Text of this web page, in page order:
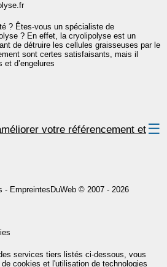
? Êtes-vous un spécialiste de
? En effet, la cryolipolyse est un
de détruire les cellules graisseuses par le
sont certes satisfaisants, mais il
d’engelures
☰
- EmpreintesDuWeb © 2007 - 2026
services tiers listés ci-dessous, vous
cookies et l'utilisation de technologies